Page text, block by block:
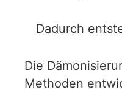
Dadurch
Die
Methoden